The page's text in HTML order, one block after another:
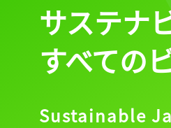
サステナ
すべての
Sustainable